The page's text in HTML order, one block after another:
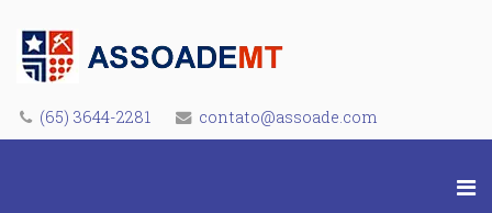
(65) 3644-2281 contato@assoade.com